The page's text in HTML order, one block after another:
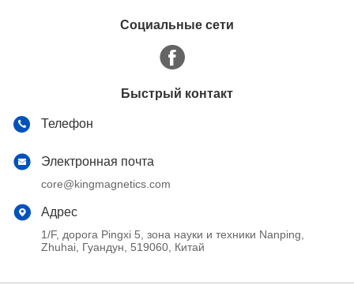
Социальные сети
Быстрый контакт
Телефон
Электронная почта
core@kingmagnetics.com
Адрес
1/F, дорога Pingxi 5, зона науки и техники Nanping,
Zhuhai, Гуандун, 519060, Китай